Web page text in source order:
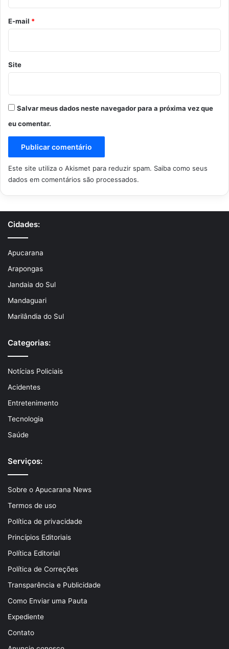
o
*
E-mail *
Site
Salvar meus dados neste navegador para a próxima vez que
eu comentar.
Este site utiliza o Akismet para reduzir spam. Saiba como seus
dados em comentários são processados.
Cidades:
Apucarana
Arapongas
Jandaia do Sul
Mandaguari
Marilândia do Sul
Categorias:
Notícias Policiais
Acidentes
Entretenimento
Tecnologia
Saúde
Serviços:
Sobre o Apucarana News
Termos de uso
Política de privacidade
Princípios Editoriais
Política Editorial
Política de Correções
Transparência e Publicidade
Como Enviar uma Pauta
Expediente
Contato